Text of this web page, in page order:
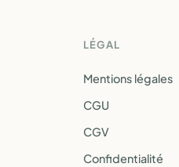
LÉGAL
Mentions légales
CGU
CGV
Confidentialité